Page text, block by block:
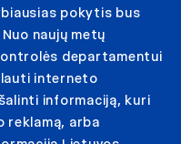
pokytis bus
naujų metų
departamentui
interneto
informaciją, kuri
reklamą, arba